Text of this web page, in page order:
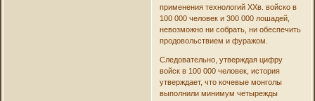
применения технологий XXв. войско в
100 000 человек и 300 000 лошадей,
невозможно ни собрать, ни обеспечить
продовольствием и фуражом.
Следовательно, утверждая цифру
войск в 100 000 человек, история
утверждает, что кочевые монголы
выполнили минимум четырежды